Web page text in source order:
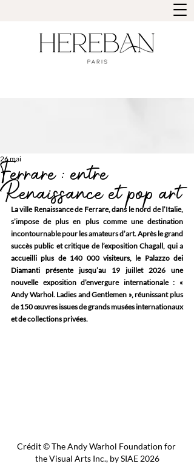
Ferrare : entre
Renaissance et pop art
26 mai
La ville Renaissance de Ferrare, dans le nord de l’Italie,
s’impose de plus en plus comme une destination
incontournable pour les amateurs d’art. Après le grand
succès public et critique de l’exposition Chagall, qui a
accueilli plus de 140 000 visiteurs, le Palazzo dei
Diamanti présente jusqu’au 19 juillet 2026 une
nouvelle exposition d’envergure internationale : «
Andy Warhol. Ladies and Gentlemen », réunissant plus
de 150 œuvres issues de grands musées internationaux
et de collections privées.
Crédit © The Andy Warhol Foundation for
the Visual Arts Inc., by SIAE 2026